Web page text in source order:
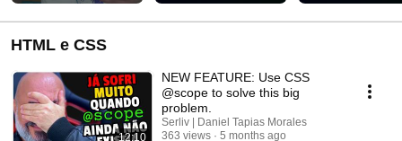
HTML e CSS
12:10
NEW FEATURE: Use CSS
@scope to solve this big
problem.
Serliv | Daniel Tapias Morales
363 views
5 months ago